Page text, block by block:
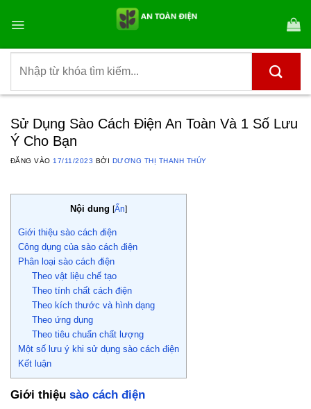
qua
dung
kiếm:
Sử Dụng Sào Cách Điện An Toàn Và 1 Số Lưu
Ý Cho Bạn
ĐĂNG VÀO 17/11/2023 BỞI DƯƠNG THỊ THANH THÚY
Nội dung [Ẩn]
Giới thiệu sào cách điện
Công dụng của sào cách điện
Phân loại sào cách điện
Theo vật liệu chế tạo
Theo tính chất cách điện
Theo kích thước và hình dạng
Theo ứng dụng
Theo tiêu chuẩn chất lượng
Một số lưu ý khi sử dụng sào cách điện
Kết luận
Giới thiệu sào cách điện